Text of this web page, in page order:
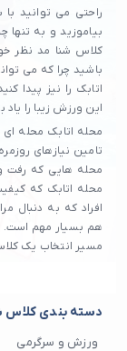
راحتی می توانید
بیاموزید و به
کلاس شنا مد نظر
باشید چرا که می
اتابک را نیز پیدا
این ورزش زیبا را یاد
محله اتابک محله‌
تامین نیازهای
محله هایی که رفت
محله اتابک که
افراد که به دنبال
هم بسیار مهم است.
مسیر انتخاب یک
دسته بندی کلاس
ورزش و سرگرمی